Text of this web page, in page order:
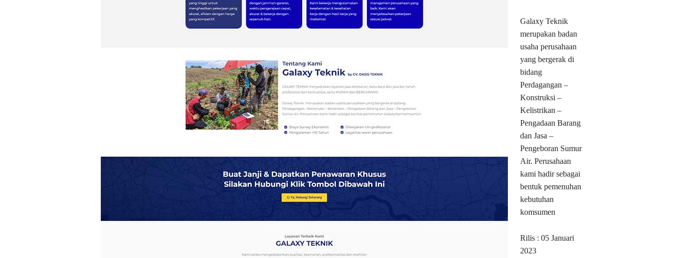
Galaxy Teknik
merupakan badan
usaha perusahaan
yang bergerak di
bidang
Perdagangan –
Konstruksi –
Kelistrikan –
Pengadaan Barang
dan Jasa –
Pengeboran Sumur
Air. Perusahaan
kami hadir sebagai
bentuk pemenuhan
kebutuhan
komsumen
Rilis : 05 Januari
2023